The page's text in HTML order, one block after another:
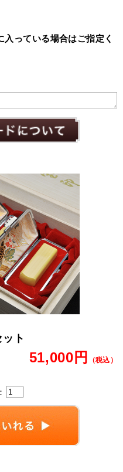
入っている場合はご指定く
ト
51,000円 （税込）